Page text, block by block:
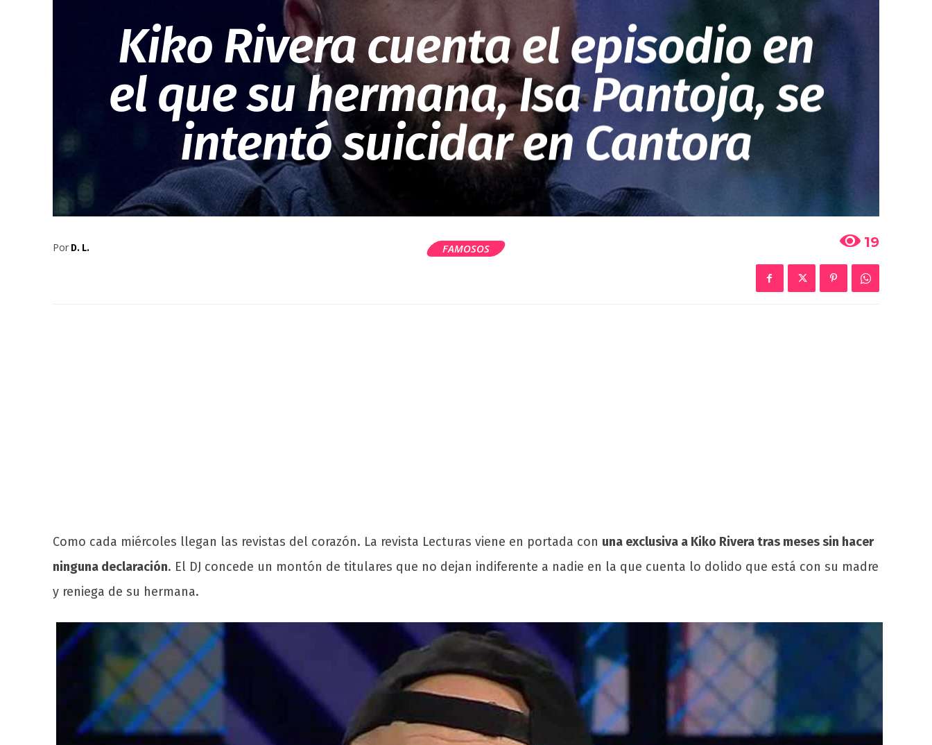
Kiko Rivera cuenta el episodio en
el que su hermana, Isa Pantoja, se
intentó suicidar en Cantora
Por D. L. FAMOSOS 19
Como cada miércoles llegan las revistas del corazón. La revista Lecturas viene en portada con una exclusiva a Kiko Rivera tras meses sin hacer
ninguna declaración. El DJ concede un montón de titulares que no dejan indiferente a nadie en la que cuenta lo dolido que está con su madre
y reniega de su hermana.